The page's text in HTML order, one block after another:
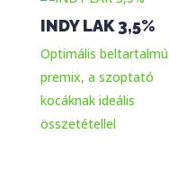
INDY LAK 3,5%
Optimális beltartalmú
premix, a szoptató
kocáknak ideális
összetétellel